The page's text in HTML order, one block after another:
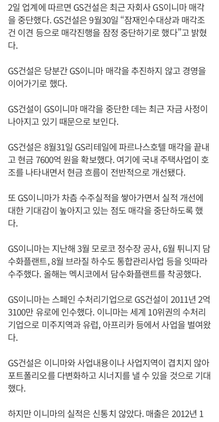
2일 업계에 따르면 GS건설은 최근 자회사 GS이니마 매각
을 중단했다. GS건설은 9월30일 “잠재인수대상과 매각조
건 이견 등으로 매각진행을 잠정 중단하기로 했다”고 밝혔
다.
GS건설은 당분간 GS이니마 매각을 추진하지 않고 경영을
이어가기로 했다.
GS건설이 GS이니마 매각을 중단한 데는 최근 자금 사정이
나아지고 있기 때문으로 보인다.
GS건설은 8월31일 GS리테일에 파르나스호텔 매각을 끝내
고 현금 7600억 원을 확보했다. 여기에 국내 주택사업이 호
조를 나타내면서 현금 흐름이 전반적으로 개선됐다.
또 GS이니마가 차츰 수주실적을 쌓아가면서 실적 개선에
대한 기대감이 높아지고 있는 점도 매각을 중단하도록 했
다.
GS이니마는 지난해 3월 모로코 정수장 공사, 6월 튀니지 담
수화플랜트, 8월 브라질 하수도 통합관리사업 등을 잇따라
수주했다. 올해는 멕시코에서 담수화플랜트를 착공했다.
GS이니마는 스페인 수처리기업으로 GS건설이 2011년 2억
3100만 유로에 인수했다. 이니마는 세계 10위권의 수처리
기업으로 미주지역과 유럽, 아프리카 등에서 사업을 벌여왔
다.
GS건설은 이니마와 사업내용이나 사업지역이 겹치지 않아
포트폴리오를 다변화하고 시너지를 낼 수 있을 것으로 기대
했다.
하지만 이니마의 실적은 신통치 않았다. 매출은 2012년 1